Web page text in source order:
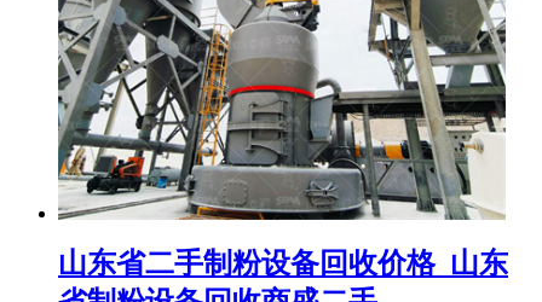
山东省二手制粉设备回收价格_山东